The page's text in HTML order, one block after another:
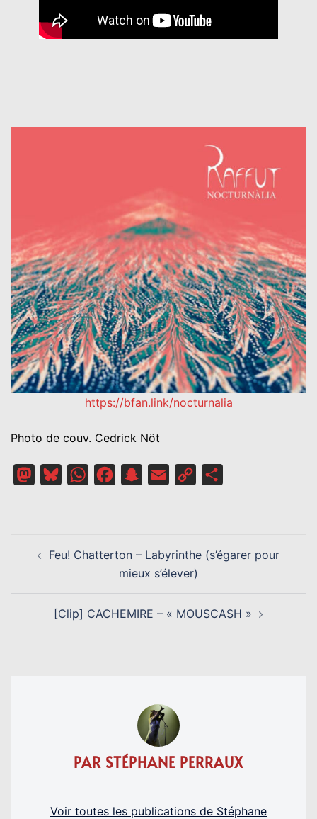
https://bfan.link/nocturnalia
Photo de couv. Cedrick Nöt
MastodonBlueskyWhatsAppFacebookSnapchat
Email
Copy
D’ARTICLE
Feu! Chatterton – Labyrinthe (s’égarer pour
mieux s’élever)
[Clip] CACHEMIRE – « MOUSCASH »
PAR STÉPHANE PERRAUX
Voir toutes les publications de Stéphane